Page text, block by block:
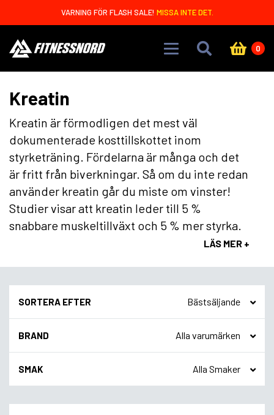
VARNING FÖR FLASH SALE! MISSA INTE DET.
0
Kreatin
Kreatin är förmodligen det mest väl
dokumenterade kosttillskottet inom
styrketräning. Fördelarna är många och det
är fritt från biverkningar. Så om du inte redan
använder kreatin går du miste om vinster!
Studier visar att kreatin leder till 5 %
snabbare muskeltillväxt och 5 % mer styrka.
LÄS MER +
SORTERA EFTER
BRAND
SMAK